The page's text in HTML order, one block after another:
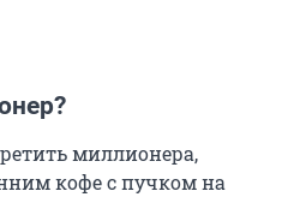
миллионера,
кофе с пучком на